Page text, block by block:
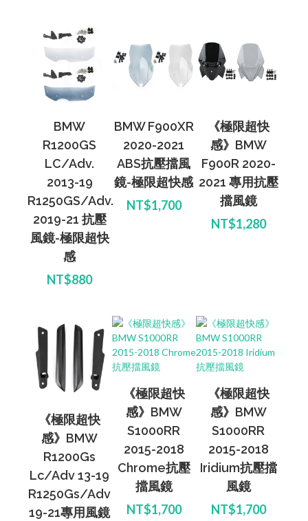
BMW
R1200GS
LC/Adv.
2013-19
R1250GS/Adv.
2019-21 抗壓
風鏡-極限超快
感
NT$880
BMW F900XR
2020-2021
ABS抗壓擋風
鏡-極限超快感
NT$1,700
《極限超快
感》BMW
F900R 2020-
2021 專用抗壓
擋風鏡
NT$1,280
《極限超快
感》BMW
R1200Gs
Lc/Adv 13-19
R1250Gs/Adv
19-21專用風鏡
《極限超快
感》BMW
S1000RR
2015-2018
Chrome抗壓
擋風鏡
NT$1,700
《極限超快
感》BMW
S1000RR
2015-2018
Iridium抗壓擋
風鏡
NT$1,700